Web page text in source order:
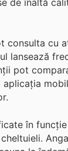
de înaltă
consulta cu
lansează
pot
în